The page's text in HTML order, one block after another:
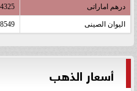
درهم اماراتى
اليوان الصينى
أسعار الذهب